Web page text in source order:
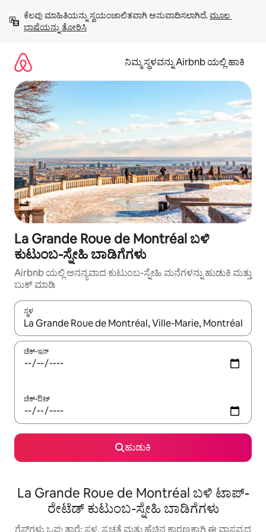
ಹೋಗಿ
ಕೆಲವು ಮಾಹಿತಿಯನ್ನು ಸ್ವಯಂಚಾಲಿತವಾಗಿ ಅನುವಾದಿಸಲಾಗಿದೆ. ಮೂಲ
ಭಾಷೆಯನ್ನು ತೋರಿಸಿ
ನಿಮ್ಮ ಸ್ಥಳವನ್ನು Airbnb ಯಲ್ಲಿ ಹಾಕಿ
La Grande Roue de Montréal ಬಳಿ
ಕುಟುಂಬ-ಸ್ನೇಹಿ ಬಾಡಿಗೆಗಳು
Airbnb ಯಲ್ಲಿ ಅನನ್ಯವಾದ ಕುಟುಂಬ-ಸ್ನೇಹಿ ಮನೆಗಳನ್ನು ಹುಡುಕಿ ಮತ್ತು
ಬುಕ್ ಮಾಡಿ
ಸ್ಥಳ
ಫಲಿತಾಂಶಗಳು ಲಭ್ಯವಿರುವಾಗ, ಅಪ್ ಮತ್ತು ಡೌನ್ ಬಾಣದ ಕೀಲಿಗಳೊಂದಿಗೆ
ಚೆಕ್-ಇನ್
ಚೆಕ್-ಔಟ್
ಹುಡುಕಿ
La Grande Roue de Montréal ಬಳಿ ಟಾಪ್-
ರೇಟೆಡ್ ಕುಟುಂಬ-ಸ್ನೇಹಿ ಬಾಡಿಗೆಗಳು
ಗೆಸ್ಟ್‌ಗಳು ಒಪ್ಪುತ್ತಾರೆ: ಸ್ಥಳ, ಸ್ವಚ್ಛತೆ ಮತ್ತು ಹೆಚ್ಚಿನ ಕಾರಣಕ್ಕಾಗಿ ಈ ವಾಸ್ತವ್ಯದ